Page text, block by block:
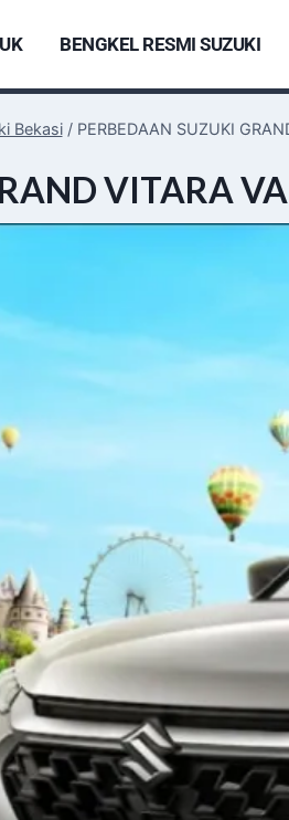
BENGKEL RESMI SUZUKI
Bekasi / PERBEDAAN SUZUKI
&
|
BEKASI
VITARA